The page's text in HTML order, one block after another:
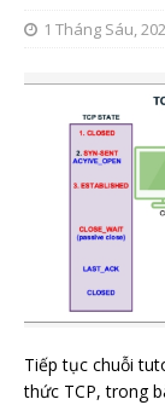
1 Tháng Sáu,
Tiếp tục chuỗi
thức TCP, trong